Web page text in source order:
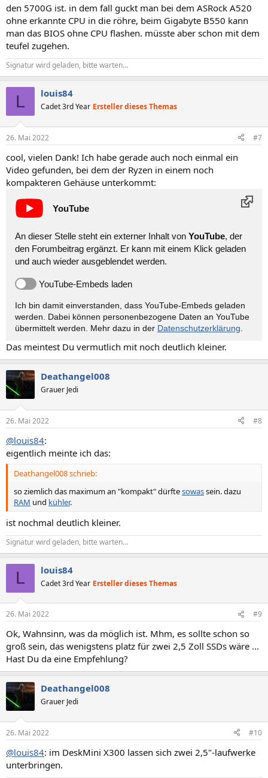
den 5700G ist. in dem fall guckt man bei dem ASRock A520
ohne erkannte CPU in die röhre, beim Gigabyte B550 kann
man das BIOS ohne CPU flashen. müsste aber schon mit dem
teufel zugehen.
Signatur wird geladen, bitte warten...
L louis84
Cadet 3rd Year Ersteller dieses Themas
26. Mai 2022 #7
cool, vielen Dank! Ich habe gerade auch noch einmal ein
Video gefunden, bei dem der Ryzen in einem noch
kompakteren Gehäuse unterkommt:
YouTube
An dieser Stelle steht ein externer Inhalt von YouTube, der
den Forumbeitrag ergänzt. Er kann mit einem Klick geladen
und auch wieder ausgeblendet werden.
YouTube-Embeds laden
Ich bin damit einverstanden, dass YouTube-Embeds geladen
werden. Dabei können personen­bezogene Daten an YouTube
übermittelt werden. Mehr dazu in der Datenschutzerklärung
Das meintest Du vermutlich mit noch deutlich kleiner.
Deathangel008
Grauer Jedi
26. Mai 2022 #8
@louis84:
eigentlich meinte ich das:
Deathangel008 schrieb:
so ziemlich das maximum an "kompakt" dürftesowassein. dazu
RAM und kühler.
ist nochmal deutlich kleiner.
Signatur wird geladen, bitte warten...
L louis84
Cadet 3rd Year Ersteller dieses Themas
26. Mai 2022 #9
Ok, Wahnsinn, was da möglich ist. Mhm, es sollte schon so
groß sein, das wenigstens platz für zwei 2,5 Zoll SSDs wäre ...
Hast Du da eine Empfehlung?
Deathangel008
Grauer Jedi
26. Mai 2022 #10
@louis84: im DeskMini X300 lassen sich zwei 2,5"-laufwerke
unterbringen.